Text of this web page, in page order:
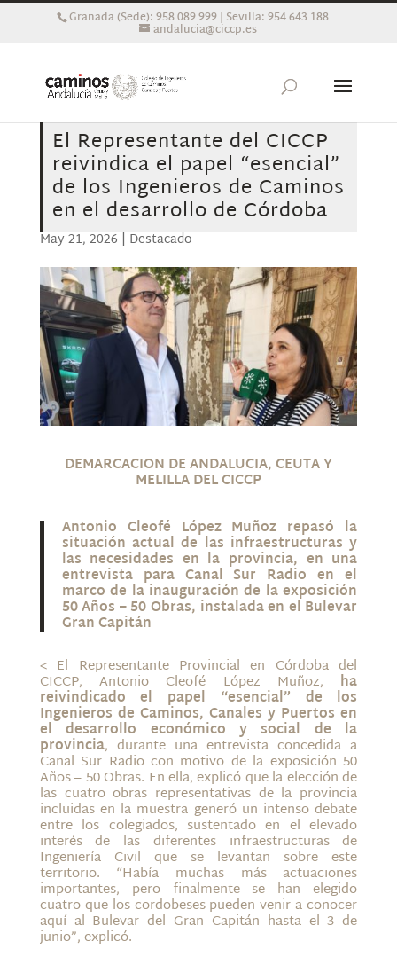
Granada (Sede): 958 089 999 | Sevilla: 954 643 188
andalucia@ciccp.es
El Representante del CICCP
reivindica el papel “esencial”
de los Ingenieros de Caminos
en el desarrollo de Córdoba
May 21, 2026 | Destacado
DEMARCACION DE ANDALUCIA, CEUTA Y
MELILLA DEL CICCP
Antonio Cleofé López Muñoz repasó la
situación actual de las infraestructuras y
las necesidades en la provincia, en una
entrevista para Canal Sur Radio en el
marco de la inauguración de la exposición
50 Años – 50 Obras, instalada en el Bulevar
Gran Capitán
< El Representante Provincial en Córdoba del
CICCP, Antonio Cleofé López Muñoz, ha
reivindicado el papel “esencial” de los
Ingenieros de Caminos, Canales y Puertos en
el desarrollo económico y social de la
provincia, durante una entrevista concedida a
Canal Sur Radio con motivo de la exposición 50
Años – 50 Obras. En ella, explicó que la elección de
las cuatro obras representativas de la provincia
incluidas en la muestra generó un intenso debate
entre los colegiados, sustentado en el elevado
interés de las diferentes infraestructuras de
Ingeniería Civil que se levantan sobre este
territorio. “Había muchas más actuaciones
importantes, pero finalmente se han elegido
cuatro que los cordobeses pueden venir a conocer
aquí al Bulevar del Gran Capitán hasta el 3 de
junio”, explicó.